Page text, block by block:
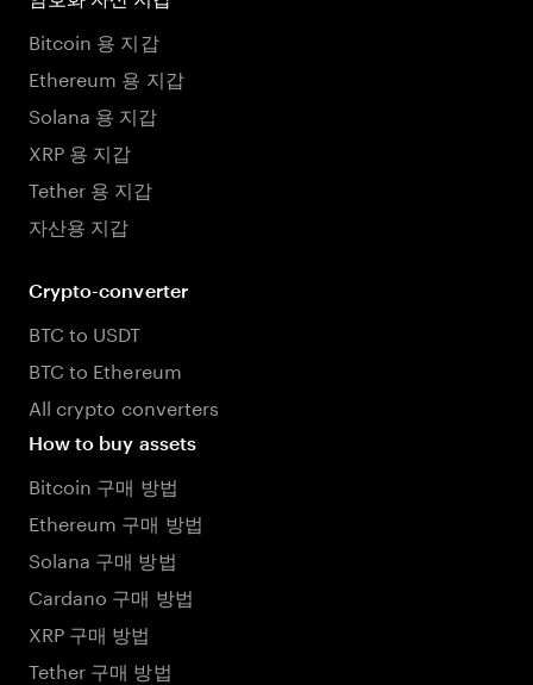
Bitcoin 용 지갑
Ethereum 용 지갑
Solana 용 지갑
XRP 용 지갑
Tether 용 지갑
자산용 지갑
Crypto-converter
BTC to USDT
BTC to Ethereum
All crypto converters
How to buy assets
Bitcoin 구매 방법
Ethereum 구매 방법
Solana 구매 방법
Cardano 구매 방법
XRP 구매 방법
Tether 구매 방법